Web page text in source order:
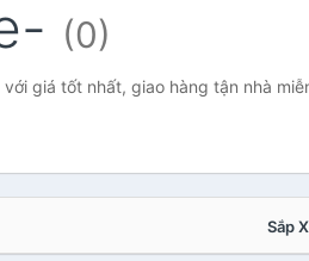
(0)
giá tốt nhất, giao hàng tận nhà
Sắp